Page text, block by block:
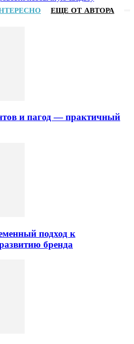
ЕЩЕ ОТ АВТОРА
и пагод — практичный
подход к
бренда